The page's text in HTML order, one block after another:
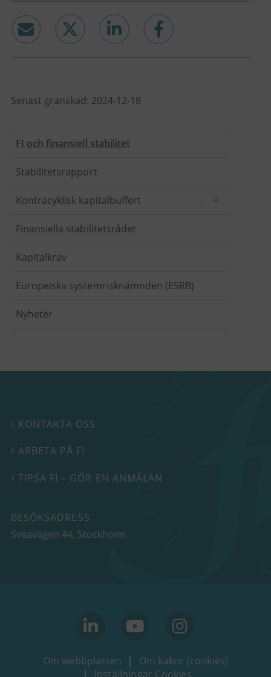
Senast granskad: 2024-12-18
FI och finansiell stabilitet
Stabilitetsrapport
Kontracyklisk kapitalbuffert
Finansiella stabilitetsrådet
Kapitalkrav
Europeiska systemrisknämnden (ESRB)
Nyheter
 KONTAKTA OSS
 ARBETA PÅ FI
TIPSA FI – GÖR EN ANMÄLAN
BESÖKSADRESS
Sveavägen 44, Stockholm
Om webbplatsen
Om kakor (cookies)
Inställningar Cookies